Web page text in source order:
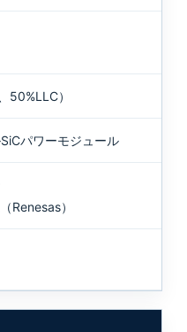
50%LLC）
パワーモジュール
Renesas）